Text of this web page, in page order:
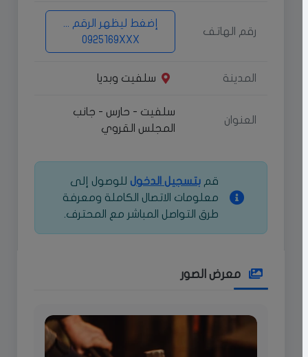
رقم الهاتف
إضغط ليظهر الرقم ...
0925169XXX
المدينة سلفيت وبديا
العنوان
سلفيت - حارس - جانب
المجلس القروي
قمبتسجيل الدخول للوصول إلى
معلومات الاتصال الكاملة ومعرفة
طرق التواصل المباشر مع المحترف.
معرض الصور